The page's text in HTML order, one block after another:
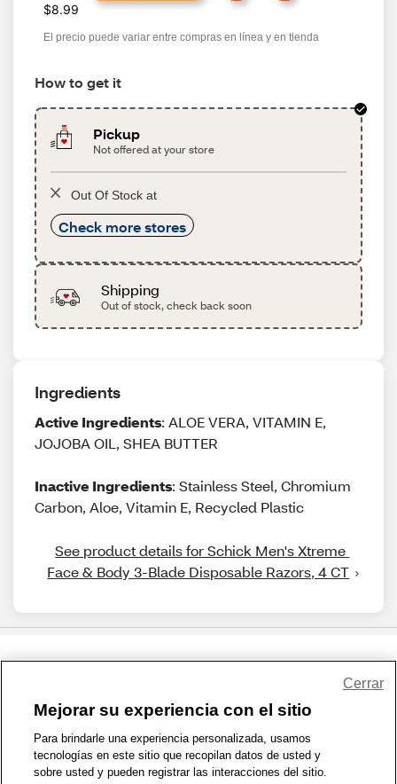
$8.99
El precio puede variar entre compras en línea y en tienda
How to get it
Pickup
Not offered at your store
Out Of Stock at
Check more stores
Shipping
Out of stock, check back soon
Ingredients
Active Ingredients: ALOE VERA, VITAMIN E,
JOJOBA OIL, SHEA BUTTER
Inactive Ingredients: Stainless Steel, Chromium
Carbon, Aloe, Vitamin E, Recycled Plastic
See product details for Schick Men's Xtreme
Face & Body 3-Blade Disposable Razors, 4 CT
1-800-679-9691 | Contáctenos | Términos de Uso | Accesibilidad
Política de Privacidad | WA Privacy Policy | Mapa del sitio
Zona de Bienestar | © 1999 - 2026 CVS.com
Mejorar su experiencia con el sitio
Para brindarle una experiencia personalizada, usamos
tecnologías en este sitio que recopilan datos de usted y
sobre usted y pueden registrar las interacciones del sitio.
Cerrar